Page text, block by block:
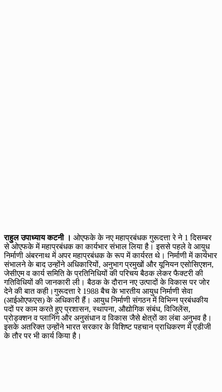
राहुल उपाध्याय कटनी । ओएफके के नए महाप्रबंधक गुरूदत्ता रे ने 1 दिसम्बर
से ओएफके में महाप्रबंधक का कार्यभार संभाल लिया है। इससे पहले वे आयुध
निर्माणी अंबरनाथ में अपर महाप्रबंधक के रूप में कार्यरत थे। निर्माणी में कार्यभार
संभालने के बाद उन्होंने अधिकारियों, अनुभाग प्रमुखों और यूनियन एसोसिएशन,
जेसीएम व कार्य समिति के प्रतिनिधियों की परिचय बैठक लेकर फैक्टरी की
गतिविधियों की जानकारी ली। बैठक के दौरान नए उत्पादों के विकास पर जोर
देने की बात कही।गुरूदत्ता रे 1988 बैच के भारतीय आयुध निर्माणी सेवा
(आईओएफएस) के अधिकारी हैं। आयुध निर्माणी संगठन में विभिन्न प्रबंधकीय
पदों पर काम करते हुए प्रशासन, स्थापना, औद्योगिक संबंध, विजिलेंस,
प्रोड्क्शन व प्लानिंग और अनुसंधान व विकास जैसे क्षेत्रों का लंबा अनुभव है।
इसके अतरिक्त उन्होंने भारत सरकार के विशिष्ट पहचान प्राधिकरण में एडीजी
के तौर पर भी कार्य किया है।